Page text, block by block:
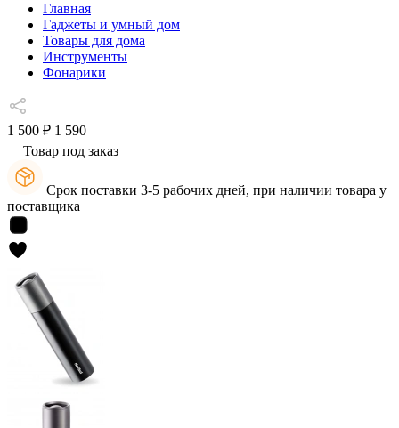
Главная
Гаджеты и умный дом
Товары для дома
Инструменты
Фонарики
1 500 ₽ 1 590
Товар под заказ
Срок поставки 3-5 рабочих дней, при наличии товара у
поставщика